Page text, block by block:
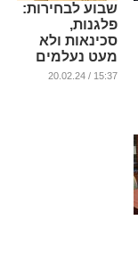
שבוע לבחירות:
פלגנות,
סכינאות ולא
מעט נעלמים
...
15:37 / 20.02.24